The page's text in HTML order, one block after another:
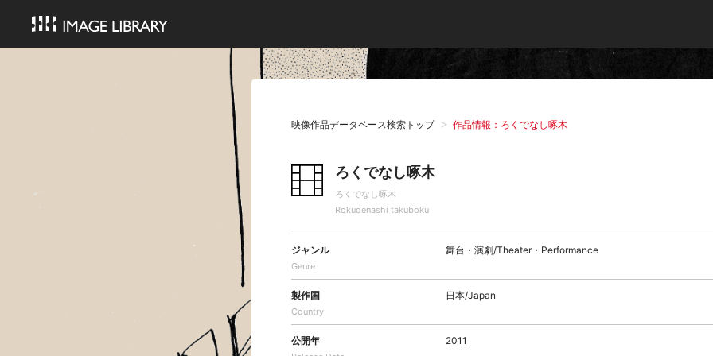
映像作品データベース検索トップ 作品情報：ろくでなし啄木
ろくでなし啄木
ろくでなし啄木
Rokudenashi takuboku
ジャンル
Genre
舞台・演劇/Theater・Performance
製作国
Country
日本/Japan
公開年 2011